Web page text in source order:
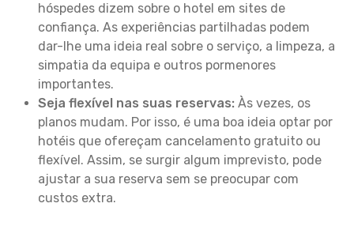
hóspedes dizem sobre o hotel em sites de
confiança. As experiências partilhadas podem
dar-lhe uma ideia real sobre o serviço, a limpeza, a
simpatia da equipa e outros pormenores
importantes.
Seja flexível nas suas reservas: Às vezes, os
planos mudam. Por isso, é uma boa ideia optar por
hotéis que ofereçam cancelamento gratuito ou
flexível. Assim, se surgir algum imprevisto, pode
ajustar a sua reserva sem se preocupar com
custos extra.